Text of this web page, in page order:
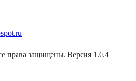
права защищены. Версия 1.0.4